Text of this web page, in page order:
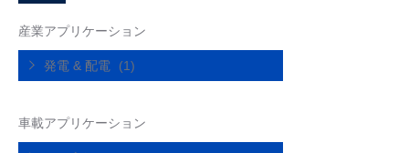
産業アプリケーション
発電 & 配電 (1)
車載アプリケーション